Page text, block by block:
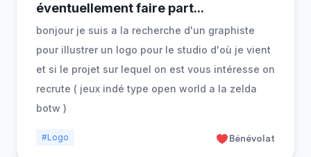
éventuellement faire part...
bonjour je suis a la recherche d'un graphiste
pour illustrer un logo pour le studio d'où je vient
et si le projet sur lequel on est vous intéresse on
recrute ( jeux indé type open world a la zelda
botw )
#Logo Bénévolat